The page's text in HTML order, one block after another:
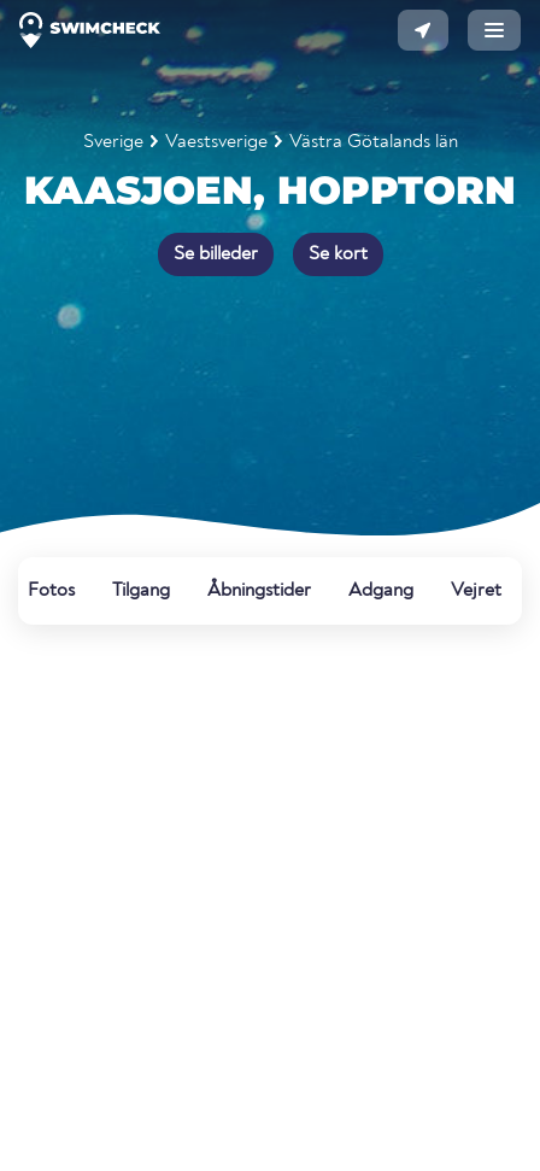
Sverige Vaestsverige Västra Götalands län
KAASJOEN, HOPPTORN
Se billeder Se kort
Fotos Tilgang Åbningstider Adgang Vejret